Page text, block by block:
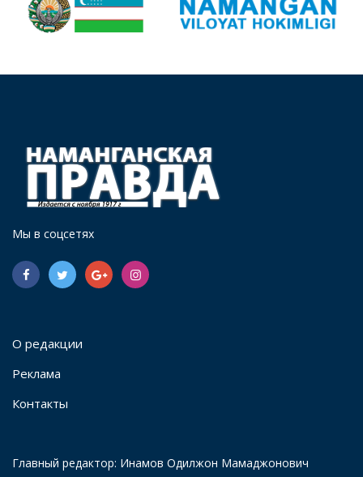
Мы в соцсетях
О редакции
Реклама
Контакты
Главный редактор: Инамов Одилжон Мамаджонович